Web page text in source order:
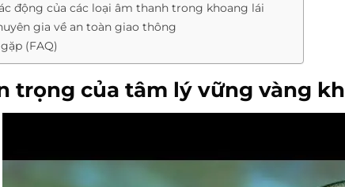
động của các loại âm thanh trong khoang lái
gia về an toàn giao thông
(FAQ)
trọng của tâm lý vững vàng